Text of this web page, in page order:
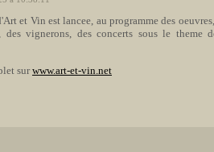
et Vin est lancee, au programme des
des vignerons, des concerts sous le theme
surwww.art-et-vin.net